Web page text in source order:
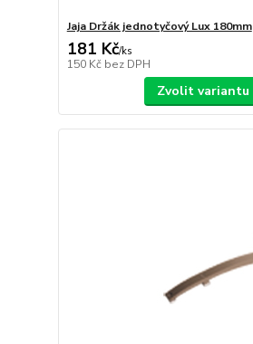
Jaja Držák jednotyčový Lux 180mm
181 Kč/ks
150 Kč bez DPH
Zvolit variantu